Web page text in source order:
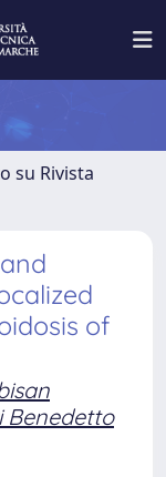
su Rivista
of
Benedetto